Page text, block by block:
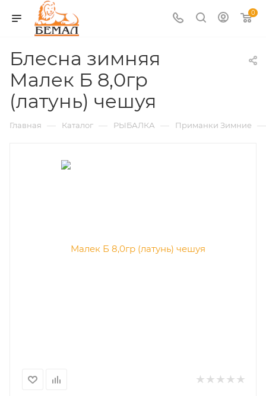
0
Блесна зимняя
Малек Б 8,0гр
(латунь) чешуя
Главная — Каталог — РЫБАЛКА — Приманки Зимние —